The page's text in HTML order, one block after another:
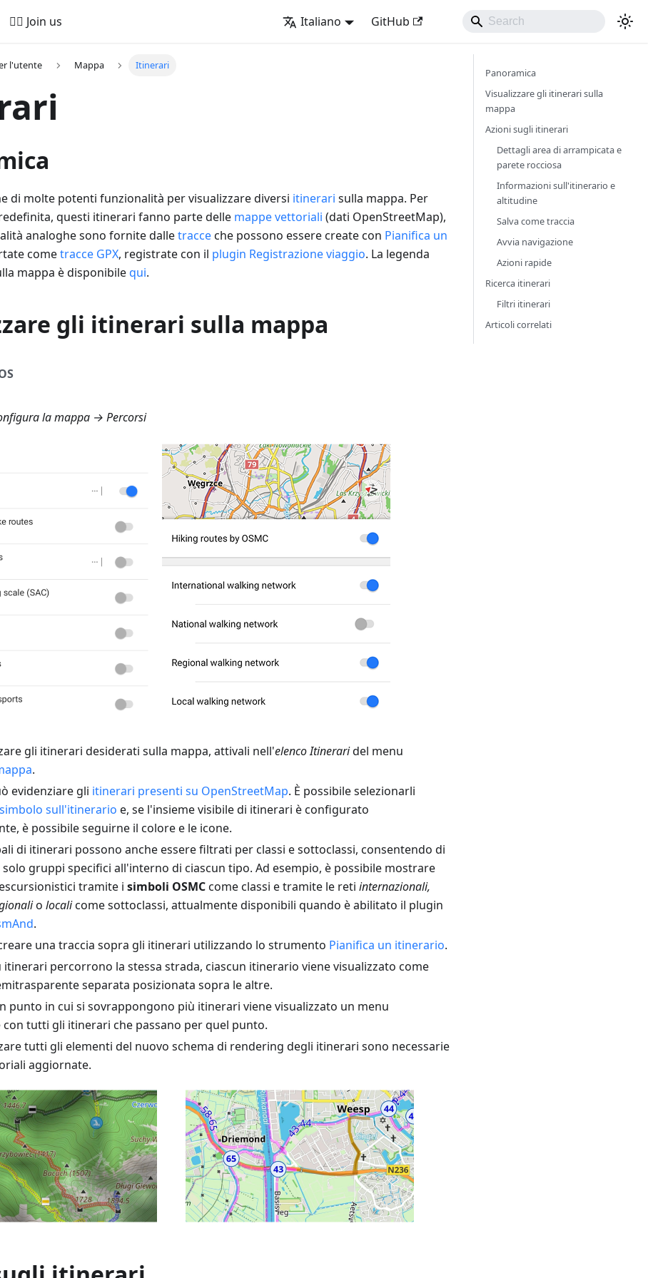
🚵‍♂️ Join us Italiano GitHub
l'utente Mappa Itinerari
di molte potenti funzionalità per visualizzare diversi itinerari sulla mappa. Per
questi itinerari fanno parte delle mappe vettoriali (dati OpenStreetMap),
analoghe sono fornite dalletracceche possono essere create con Pianifica un
cometracce GPX, registrate con il plugin Registrazione viaggio. La legenda
mappa è disponibilequi.
gli itinerari sulla mappa
la mappa → Percorsi
gli itinerari desiderati sulla mappa, attivali nell'elenco Itineraridel menu
.
evidenziare gli itinerari presenti su OpenStreetMap. È possibile selezionarli
sull'itinerario e, se l'insieme visibile di itinerari è configurato
è possibile seguirne il colore e le icone.
di itinerari possono anche essere filtrati per classi e sottoclassi, consentendo di
solo gruppi specifici all'interno di ciascun tipo. Ad esempio, è possibile mostrare
tramite i simboli OSMCcome classi e tramite le reti internazionali,
o localicome sottoclassi, attualmente disponibili quando è abilitato il plugin
.
una traccia sopra gli itinerari utilizzando lo strumento Pianifica un itinerario.
itinerari percorrono la stessa strada, ciascun itinerario viene visualizzato come
separata posizionata sopra le altre.
punto in cui si sovrappongono più itinerari viene visualizzato un menu
tutti gli itinerari che passano per quel punto.
tutti gli elementi del nuovo schema di rendering degli itinerari sono necessarie
aggiornate.
Panoramica
Visualizzare gli itinerari sulla
mappa
Azioni sugli itinerari
Dettagli area di arrampicata e
parete rocciosa
Informazioni sull'itinerario e
altitudine
Salva come traccia
Avvia navigazione
Azioni rapide
Ricerca itinerari
Filtri itinerari
Articoli correlati